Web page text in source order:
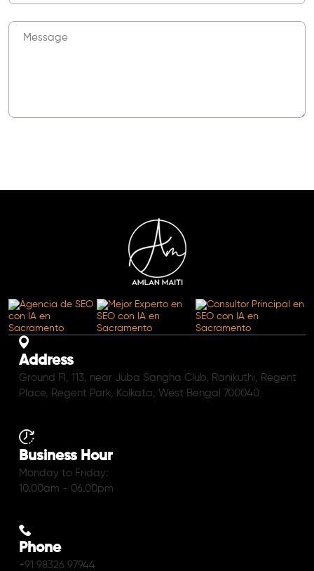
Address
Ground Fl, 113, near Juba Sangha Club, Ranikuthi, Regent
Place, Regent Park, Kolkata, West Bengal 700040
Business Hour
Monday to Friday:
10.00am - 06.00pm
Phone
+91 98326 97944